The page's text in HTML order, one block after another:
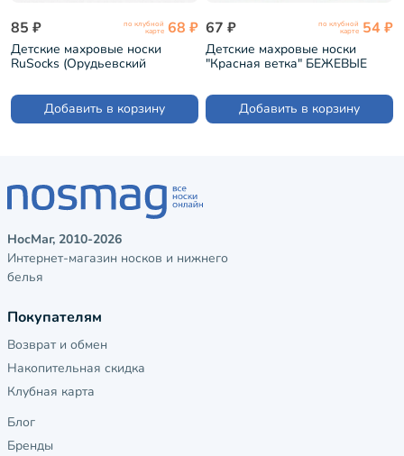
85 ₽ по клубной
карте 68 ₽
Детские махровые носки
RuSocks (Орудьевский
(Д-111-01)
Добавить в корзину
67 ₽ по клубной
карте 54 ₽
Детские махровые носки
"Красная ветка" БЕЖЕВЫЕ
Добавить в корзину
НосМаг, 2010-2026
Интернет-магазин носков и нижнего
белья
Покупателям
Возврат и обмен
Накопительная скидка
Клубная карта
Блог
Бренды